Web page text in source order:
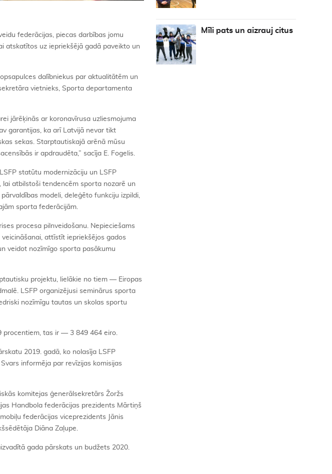
federācijas, piecas darbības jomu
atskatītos uz iepriekšējā gadā paveikto un
dalībniekus par aktualitātēm un
vietnieks, Sporta departamenta
jārēķinās ar koronavīrusa uzliesmojuma
garantijas, ka arī Latvijā nevar tikt
sekas. Starptautiskajā arēnā mūsu
ir apdraudēta,” sacīja E. Fogelis.
statūtu modernizāciju un LSFP
atbilstoši tendencēm sporta nozarē un
modeli, deleģēto funkciju izpildi,
sporta federācijām.
procesa pilnveidošanu. Nepieciešams
attīstīt iepriekšējos gados
veidot nozīmīgo sporta pasākumu
projektu, lielākie no tiem — Eiropas
LSFP organizējusi seminārus sporta
nozīmīgu tautas un skolas sportu
procentiem, tas ir — 3 849 464 eiro.
2019. gadā, ko nolasīja LSFP
informēja par revīzijas komisijas
komitejas ģenerālsekretārs Žoržs
Handbola federācijas prezidents Mārtiņš
federācijas viceprezidents Jānis
Diāna Zaļupe.
gada pārskats un budžets 2020.
Mīli pats un aizrauj citus